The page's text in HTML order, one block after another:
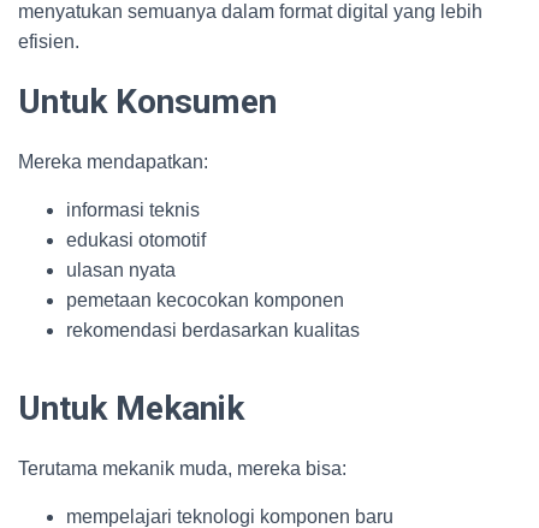
menyatukan semuanya dalam format digital yang lebih
efisien.
Untuk Konsumen
Mereka mendapatkan:
informasi teknis
edukasi otomotif
ulasan nyata
pemetaan kecocokan komponen
rekomendasi berdasarkan kualitas
Untuk Mekanik
Terutama mekanik muda, mereka bisa:
mempelajari teknologi komponen baru